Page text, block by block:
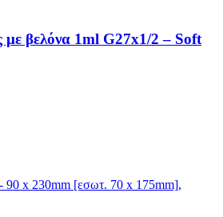
με βελόνα 1ml G27x1/2 – Soft